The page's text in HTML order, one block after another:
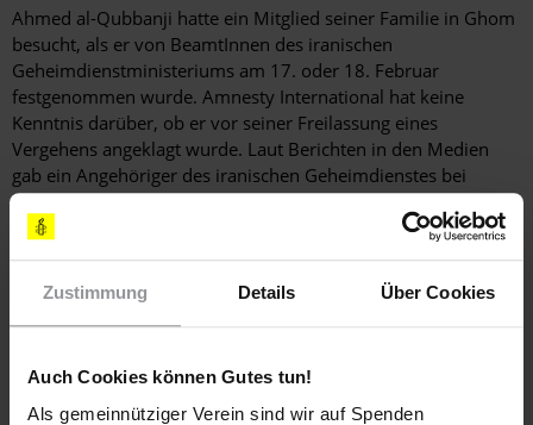
Zustimmung Details Über Cookies
Auch Cookies können Gutes tun!
Als gemeinnütziger Verein sind wir auf Spenden
Ahmed al-Qubbanji hatte ein Mitglied seiner Familie in Ghom
besucht, als er von BeamtInnen des iranischen
Geheimdienstministeriums am 17. oder 18. Februar
festgenommen wurde. Amnesty International hat keine
Kenntnis darüber, ob er vor seiner Freilassung eines
Vergehens angeklagt wurde. Laut Berichten in den Medien
gab ein Angehöriger des iranischen Geheimdienstes bei
einem iranischen Radiosender an, Ahmed al-Qubbanji werde
der "Spionage für Israel" verdächtigt. Seine Angehörigen
wiesen diese Behauptung jedoch zurück. Die Behörden haben
während der Zeit seiner Inhaftierung seiner Familie nicht
mitgeteilt, wo sich Ahmed al-Qubbanji befindet. Am 21.
Februar sollen UnterstützerInnen von Ahmed al-Qubbanji vor
Freilassung gefordert haben.